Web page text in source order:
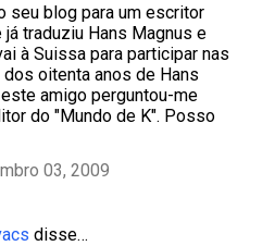
seu blog para um escritor
traduziu Hans Magnus e
à Suissa para participar nas
oitenta anos de Hans
amigo perguntou-me
do "Mundo de K". Posso
03, 2009
disse…